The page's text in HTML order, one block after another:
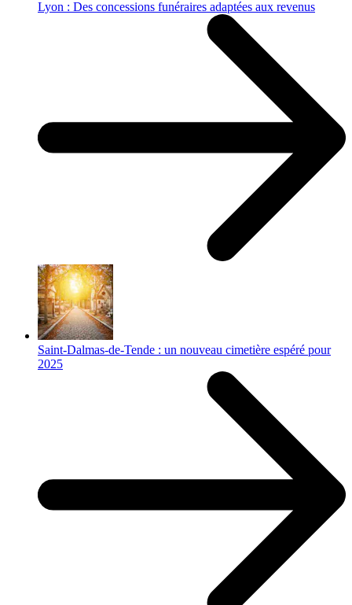
Lyon : Des concessions funéraires adaptées aux revenus
Saint-Dalmas-de-Tende : un nouveau cimetière espéré pour
2025